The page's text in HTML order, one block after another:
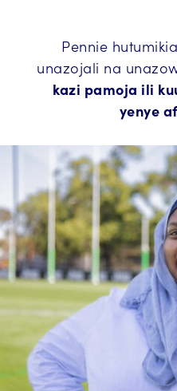
Pennie
unazojali na
kazi pamoja ili
yenye